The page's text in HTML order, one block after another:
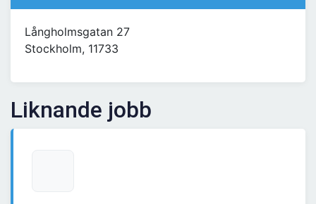
Långholmsgatan 27
Stockholm, 11733
Liknande jobb